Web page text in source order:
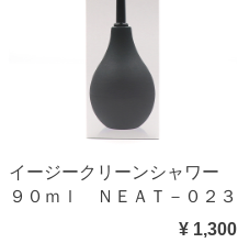
イージークリーンシャワー
９０ｍｌ ＮＥＡＴ－０２３
¥ 1,300